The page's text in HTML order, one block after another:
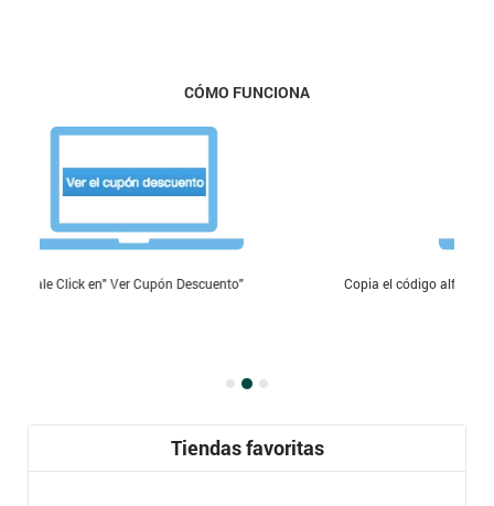
CÓMO FUNCIONA
Descuento"
Copia el código alfanumérico que te aparece y
Tiendas favoritas